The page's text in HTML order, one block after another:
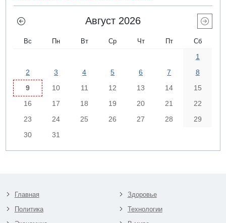
Август 2026
Вс Пн Вт Ср Чт Пт Сб
1
2
3 4 5 6 7
8
9
10 11 12 13 14
15
16
17 18 19 20 21
22
23
24 25 26 27 28
29
30
31
Главная
Политика
Здоровье
Технологии